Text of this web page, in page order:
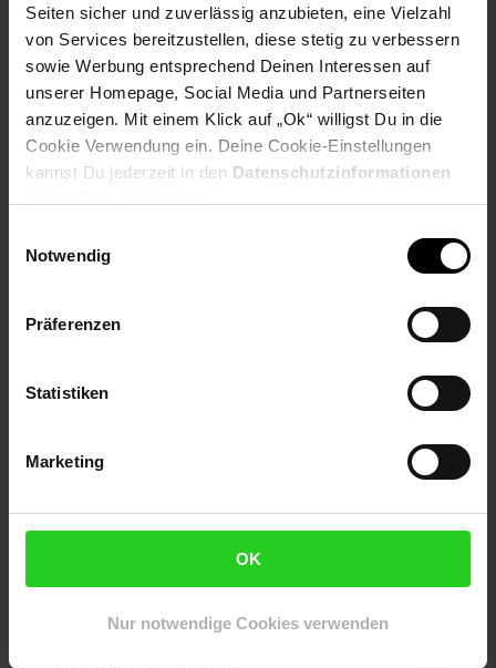
Seiten sicher und zuverlässig anzubieten, eine Vielzahl
von Services bereitzustellen, diese stetig zu verbessern
sowie Werbung entsprechend Deinen Interessen auf
unserer Homepage, Social Media und Partnerseiten
anzuzeigen. Mit einem Klick auf „Ok“ willigst Du in die
Cookie Verwendung ein. Deine Cookie-Einstellungen
kannst Du jederzeit in den Datenschutzinformationen
Notwendig
Präferenzen
Statistiken
Marketing
OK
Nur notwendige Cookies verwenden
dem rustikale Akzente gesetzt werden -auch in modernem
Ambiente-. Ein außergewöhnliches Besteck für die besonderen
Momente im Leben. Lieferung erfolgt im Industriekarton.
Das Set enthält:
- 6x Menülöffel
- 6x Menügabel
- 6x Menümesser
Material: 18/10 Chromnickelstahl
Serien-Bezeichnung: Landhaus
Farbe: silber
Verantwortliche Person für die EU: Picard & Wielpütz
Deutschland, info@briefanker.de
Kollektion Serie: LANDHAUS